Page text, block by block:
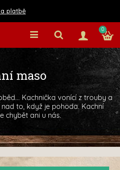
platbě
0
maso
Kachnička vonící z trouby a
to, když je pohoda. Kachní
chybět ani u nás.